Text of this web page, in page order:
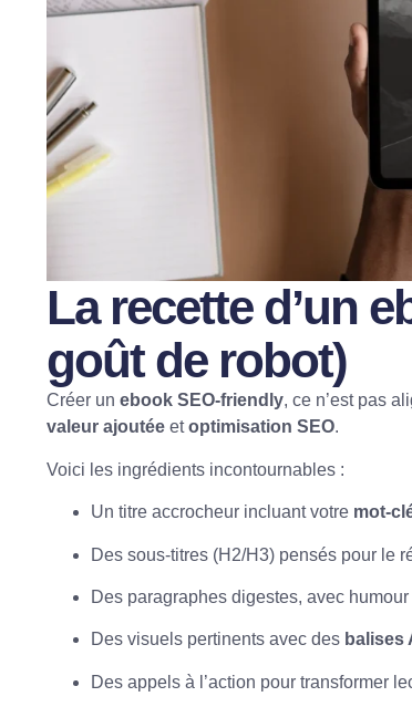
La recette d’un
goût de robot)
Créer un ebook SEO-friendly, ce n’est pas
valeur ajoutée etoptimisation SEO.
Voici les ingrédients incontournables :
Un titre accrocheur incluant votre mot-
Des sous-titres (H2/H3) pensés pour le
Des paragraphes digestes, avec
Des visuels pertinents avec des balises
Des appels à l’action pour transformer